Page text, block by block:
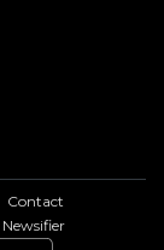
Contact
Newsifier